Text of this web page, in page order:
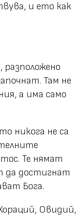
и ето как
Там не
а има само
никога не са
Те нямат
да достигнат
Бога.
Овидий,